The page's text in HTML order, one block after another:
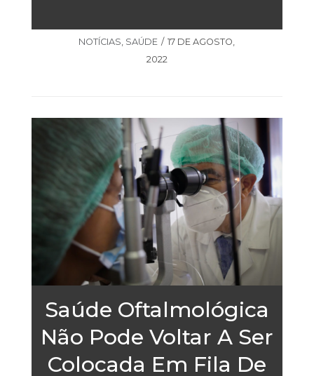
NOTÍCIAS SAÚDE
17 DE AGOSTO,
2022
Saúde Oftalmológica
Não Pode Voltar A Ser
Colocada Em Fila De